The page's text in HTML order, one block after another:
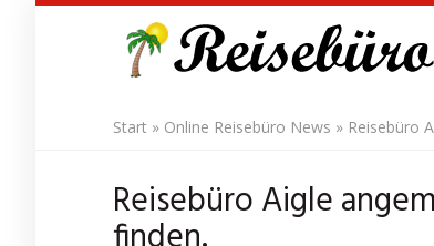
Start » Online Reisebüro News » Reisebüro
Reisebüro Aigle